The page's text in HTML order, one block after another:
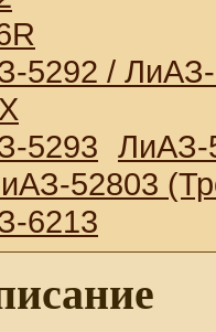
5292 /
5293 ЛиАЗ-
52803
6213